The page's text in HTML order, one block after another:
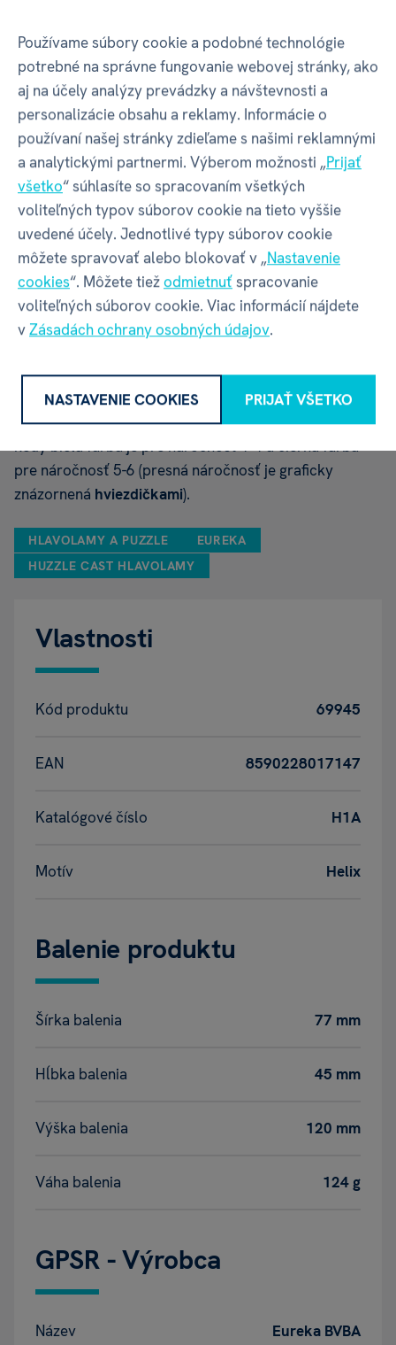
Huzzle Cast - Helix 5/6
Hlavolamy Hanayama meniasvojnázov na Huzzle
Cast. Názov sa mení, avšak obsah ostáva rovnaký.
Kvalita aj originalita hlavolamov je zachovaná.
HlavolamyHuzzle Castsú v špeciálne navrhnutých
formách odlievanyzo zinku. Zinok je odľahčený a jeho
precízna povrchová úprava priťahuje oko každého
riešiteľa.
Kovové hlavolamy Huzzle Cast sú vyrábané
voveľkosti, ktorá padne akurátdo ruky.
tým nielen ruke, ale aj hlavu.
Náročnosťhlavolamu je rozlíšenáfarboukrabičky,
kedy biela farba je pre náročnosť 1-4 a čierna farba
pre náročnosť 5-6 (presná náročnosť je graficky
znázornená hviezdičkami).
HLAVOLAMY A PUZZLE
EUREKA
HUZZLE CAST HLAVOLAMY
Vlastnosti
Kód produktu 69945
EAN 8590228017147
Katalógové číslo H1A
Motív Helix
Balenie produktu
Šírka balenia 77 mm
Hĺbka balenia 45 mm
Výška balenia 120 mm
Váha balenia 124 g
GPSR - Výrobca
Název Eureka BVBA
Používame súbory cookie a podobné technológie
potrebné na správne fungovanie webovej stránky, ako
aj na účely analýzy prevádzky a návštevnosti a
personalizácie obsahu a reklamy. Informácie o
používaní našej stránky zdieľame s našimi reklamnými
a analytickými partnermi. Výberom možnosti „Prijať
všetko“ súhlasíte so spracovaním všetkých
voliteľných typov súborov cookie na tieto vyššie
uvedené účely. Jednotlivé typy súborov cookie
môžete spravovať alebo blokovať v „Nastavenie
cookies“. Môžete tiežodmietnuťspracovanie
voliteľných súborov cookie. Viac informácií nájdete
vZásadách ochrany osobných údajov.
NASTAVENIE COOKIES PRIJAŤ VŠETKO